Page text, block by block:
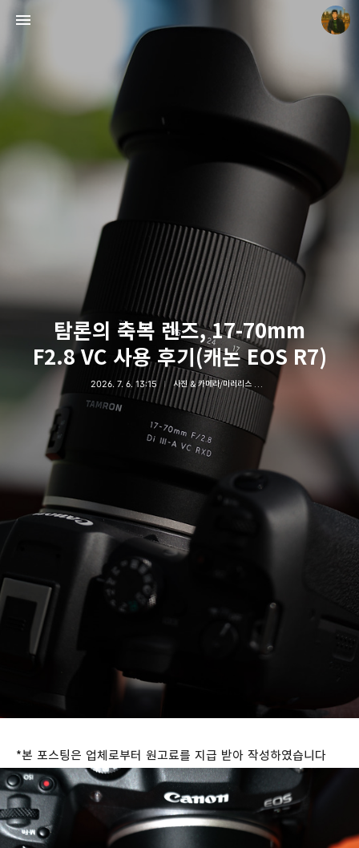
탐론의 축복 렌즈, 17-70mm
F2.8 VC 사용 후기(캐논 EOS R7)
2026. 7. 6. 13:15
*본 포스팅은 업체로부터 원고료를 지급 받아 작성하였습니다